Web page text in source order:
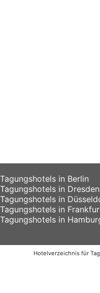
Tagungshotels in Berlin
Tagungshotels in Dresden
Tagungshotels in
Tagungshotels in
Tagungshotels in
Hotelverzeichnis für